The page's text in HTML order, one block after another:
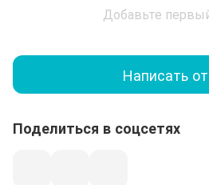
Добавьте
Написать
Поделиться в соцсетях